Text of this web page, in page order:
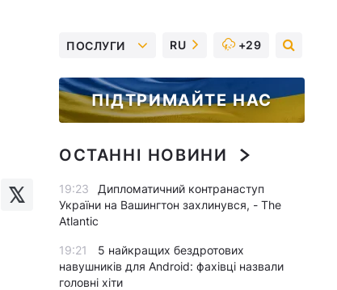
ПОСЛУГИ RU +29
ПІДТРИМАЙТЕ НАС
ОСТАННІ НОВИНИ
19:23
Дипломатичний контранаступ
України на Вашингтон захлинувся, - The
Atlantic
19:21
5 найкращих бездротових
навушників для Android: фахівці назвали
головні хіти